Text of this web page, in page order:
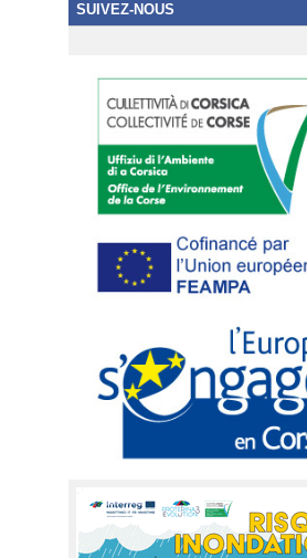
SUIVEZ-NOUS